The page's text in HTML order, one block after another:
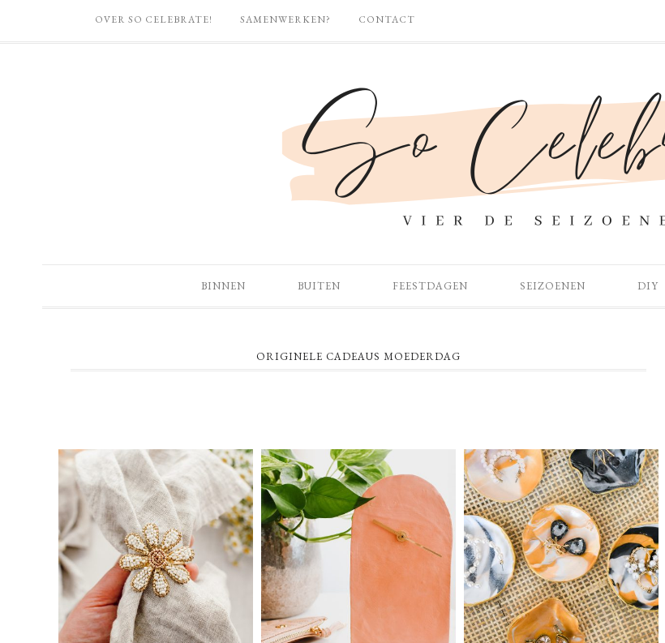
OVER SO CELEBRATE! SAMENWERKEN? CONTACT
BINNEN BUITEN FEESTDAGEN SEIZOENEN DIY
ORIGINELE CADEAUS MOEDERDAG